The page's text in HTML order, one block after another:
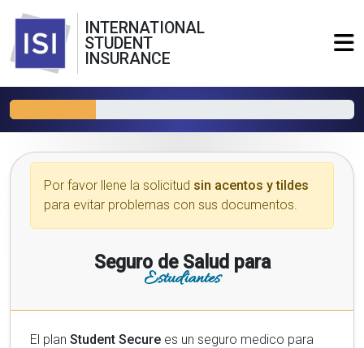
INTERNATIONAL
STUDENT
INSURANCE
Por favor llene la solicitud sin acentos y tildes
para evitar problemas con sus documentos.
Seguro de Salud para
Estudiantes
El plan Student Secure es un seguro medico para